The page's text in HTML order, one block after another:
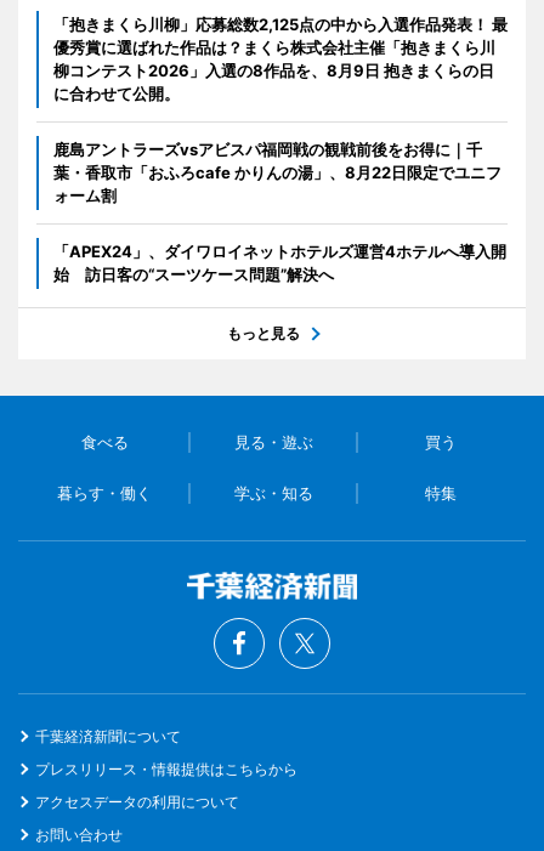
「抱きまくら川柳」応募総数2,125点の中から入選作品発表！ 最
優秀賞に選ばれた作品は？まくら株式会社主催「抱きまくら川
柳コンテスト2026」入選の8作品を、8月9日 抱きまくらの日
に合わせて公開。
鹿島アントラーズvsアビスパ福岡戦の観戦前後をお得に｜千
葉・香取市「おふろcafe かりんの湯」、8月22日限定でユニフ
ォーム割
「APEX24」、ダイワロイネットホテルズ運営4ホテルへ導入開
始 訪日客の“スーツケース問題”解決へ
もっと見る
食べる 見る・遊ぶ 買う
暮らす・働く 学ぶ・知る 特集
千葉経済新聞について
プレスリリース・情報提供はこちらから
アクセスデータの利用について
お問い合わせ